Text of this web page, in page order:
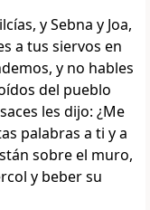
y Sebna y Joa,
a tus siervos en
y no hables
del pueblo
les dijo: ¿Me
palabras a ti y a
sobre el muro,
y beber su